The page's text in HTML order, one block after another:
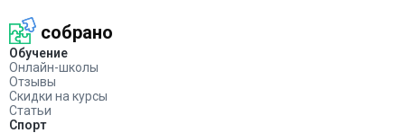
собрано
Обучение
Онлайн-школы
Отзывы
Скидки на курсы
Статьи
Спорт